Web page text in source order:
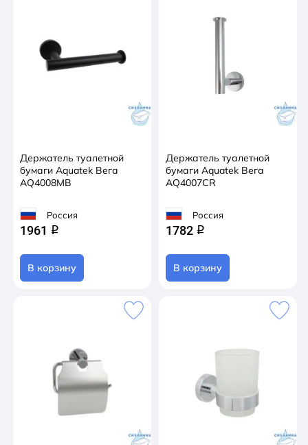
Держатель туалетной
бумаги Aquatek Вега
AQ4008MB
Россия
1961 q
В корзину
Держатель туалетной
бумаги Aquatek Вега
AQ4007CR
Россия
1782 q
В корзину